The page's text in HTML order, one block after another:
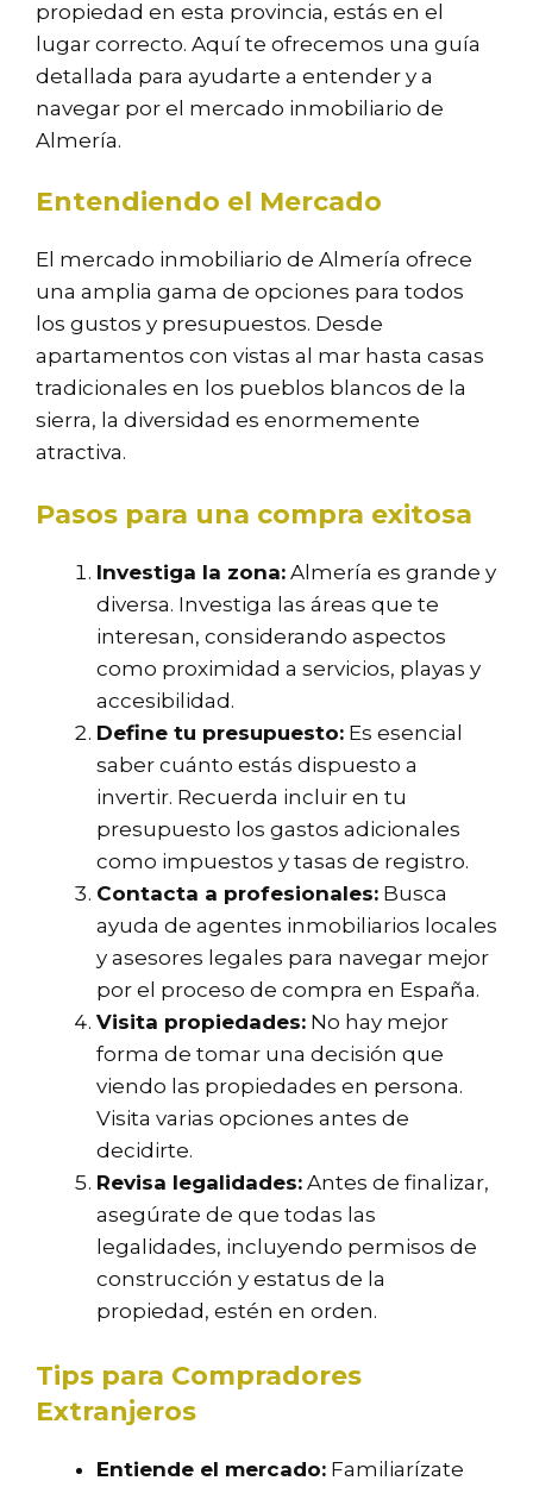
propiedad en esta provincia, estás en el
lugar correcto. Aquí te ofrecemos una guía
detallada para ayudarte a entender y a
navegar por el mercado inmobiliario de
Almería.
Entendiendo el Mercado
El mercado inmobiliario de Almería ofrece
una amplia gama de opciones para todos
los gustos y presupuestos. Desde
apartamentos con vistas al mar hasta casas
tradicionales en los pueblos blancos de la
sierra, la diversidad es enormemente
atractiva.
Pasos para una compra exitosa
Investiga la zona: Almería es grande y
diversa. Investiga las áreas que te
interesan, considerando aspectos
como proximidad a servicios, playas y
accesibilidad.
Define tu presupuesto: Es esencial
saber cuánto estás dispuesto a
invertir. Recuerda incluir en tu
presupuesto los gastos adicionales
como impuestos y tasas de registro.
Contacta a profesionales: Busca
ayuda de agentes inmobiliarios locales
y asesores legales para navegar mejor
por el proceso de compra en España.
Visita propiedades: No hay mejor
forma de tomar una decisión que
viendo las propiedades en persona.
Visita varias opciones antes de
decidirte.
Revisa legalidades: Antes de finalizar,
asegúrate de que todas las
legalidades, incluyendo permisos de
construcción y estatus de la
propiedad, estén en orden.
Tips para Compradores
Extranjeros
Entiende el mercado: Familiarízate